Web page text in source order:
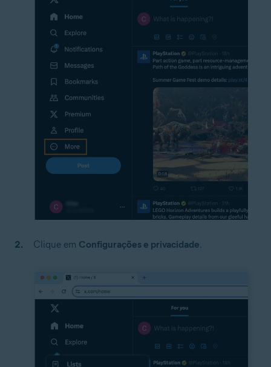
Clique em Configurações e privacidade.